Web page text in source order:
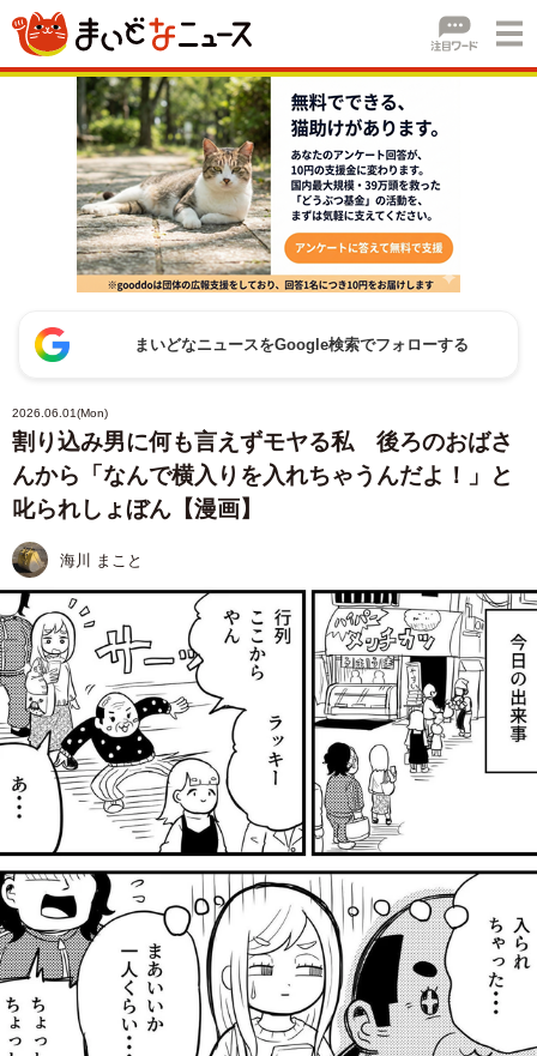
まいどなニュースをGoogle検索でフォローする
2026.06.01(Mon)
割り込み男に何も言えずモヤる私 後ろのおばさ
んから「なんで横入りを入れちゃうんだよ！」と
叱られしょぼん【漫画】
海川 まこと